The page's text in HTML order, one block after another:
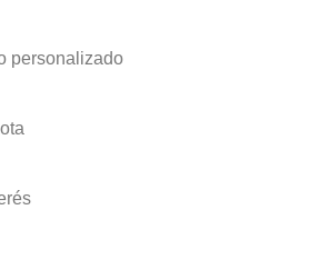
personalizado